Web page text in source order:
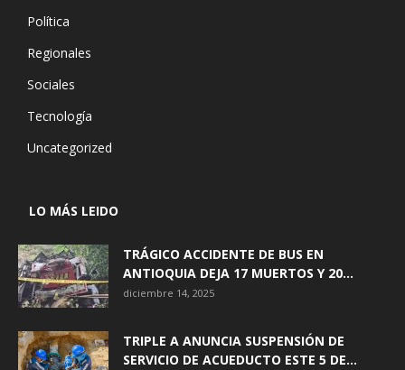
Política
Regionales
Sociales
Tecnología
Uncategorized
LO MÁS LEIDO
TRÁGICO ACCIDENTE DE BUS EN
ANTIOQUIA DEJA 17 MUERTOS Y 20...
diciembre 14, 2025
TRIPLE A ANUNCIA SUSPENSIÓN DE
SERVICIO DE ACUEDUCTO ESTE 5 DE...